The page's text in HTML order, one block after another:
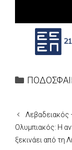
Categories
Λεβαδειακός
Ολυμπιακός: Η
ξεκινάει από τη